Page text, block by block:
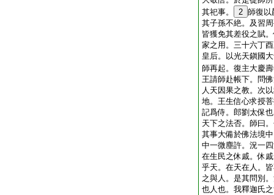
其祀事。
2 師復以
其子孫不絶。及習
皆獲免其差役之賦
家之用。三十六丁
皇后。以光天鎭國
師再起。復主大慶
王請師赴帳下。問
人天因果之教。次
地。王生信心求授
記爲侍。郎劉太保
天下之法否。師曰
其事大備於佛法境
中一微塵許。況一
在生民之休戚。休
乎天。在天在人。
之與人。是其問別
也人也。我釋迦氏